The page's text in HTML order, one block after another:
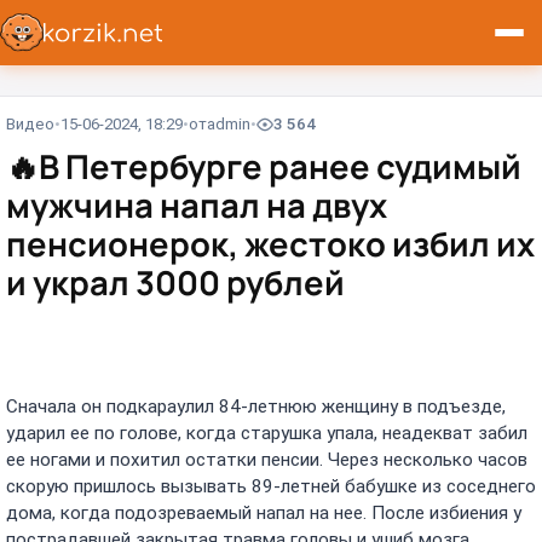
Видео 15-06-2024, 18:29 отadmin 3 564
🔥В Петербурге ранее судимый
мужчина напал на двух
пенсионерок, жестоко избил их
и украл 3000 рублей
Сначала он подкараулил 84-летнюю женщину в подъезде,
ударил ее по голове, когда старушка упала, неадекват забил
ее ногами и похитил остатки пенсии. Через несколько часов
скорую пришлось вызывать 89-летней бабушке из соседнего
дома, когда подозреваемый напал на нее. После избиения у